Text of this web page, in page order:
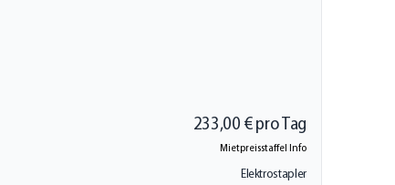
233,00 € pro Tag
Mietpreisstaffel Info
Elektrostapler